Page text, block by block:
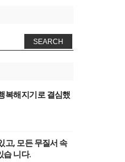
SEARCH
복해지기로 결심했
고, 모든 무질서 속
습 니다.